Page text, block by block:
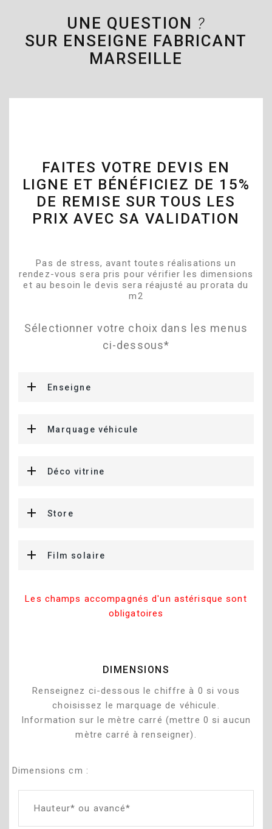
UNE QUESTION ?
SUR ENSEIGNE FABRICANT
MARSEILLE
FAITES VOTRE DEVIS EN
LIGNE ET BÉNÉFICIEZ DE 15%
DE REMISE SUR TOUS LES
PRIX AVEC SA VALIDATION
Pas de stress, avant toutes réalisations un
rendez-vous sera pris pour vérifier les dimensions
et au besoin le devis sera réajusté au prorata du
m2
Sélectionner votre choix dans les menus
ci-dessous*
Enseigne
Marquage véhicule
Déco vitrine
Store
Film solaire
Les champs accompagnés d'un astérisque sont
obligatoires
DIMENSIONS
Renseignez ci-dessous le chiffre à 0 si vous
choisissez le marquage de véhicule.
Information sur le mètre carré (mettre 0 si aucun
mètre carré à renseigner).
Dimensions cm :